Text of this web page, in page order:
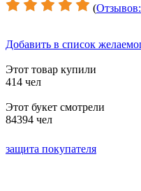
(
Добавить в список
Этот товар купили
414 чел
Этот букет смотрели
84394 чел
защита покупателя